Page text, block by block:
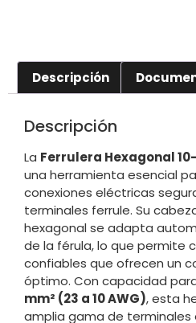
Descripción
Descripción
La Ferrulera Hexagonal
una herramienta esencial
conexiones eléctricas
terminales ferrule. Su
hexagonal se adapta
de la férula, lo que permite
confiables que ofrecen un
óptimo. Con capacidad
mm² (23 a 10 AWG), esta
amplia gama de terminales